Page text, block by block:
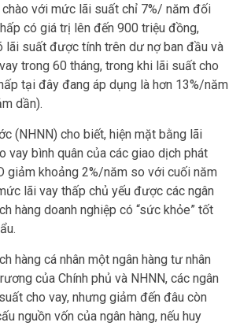
chào với mức lãi suất chỉ 7%/ năm đối
có giá trị lên đến 900 triệu đồng,
lãi suất được tính trên dư nợ ban đầu và
trong 60 tháng, trong khi lãi suất cho
tại đây đang áp dụng là hơn 13%/năm
dần).
(NHNN) cho biết, hiện mặt bằng lãi
vay bình quân của các giao dịch phát
giảm khoảng 2%/năm so với cuối năm
lãi vay thấp chủ yếu được các ngân
hàng doanh nghiệp có “sức khỏe” tốt
hàng cá nhân một ngân hàng tư nhân
của Chính phủ và NHNN, các ngân
cho vay, nhưng giảm đến đâu còn
nguồn vốn của ngân hàng, nếu huy